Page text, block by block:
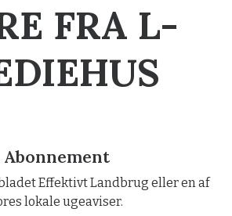
FRA L-
Abonnement
Effektivt Landbrug eller en af
lokale ugeaviser.